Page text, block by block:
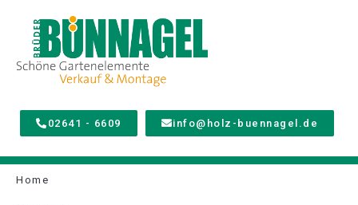
02641 - 6609 info@holz-buennagel.de
Home